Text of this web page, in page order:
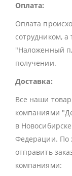
Оплата:
Оплата
сотрудником, а
"Наложенный
получении.
Доставка:
Все наши
компаниями
в
Федерации. По
отправить
компаниями: